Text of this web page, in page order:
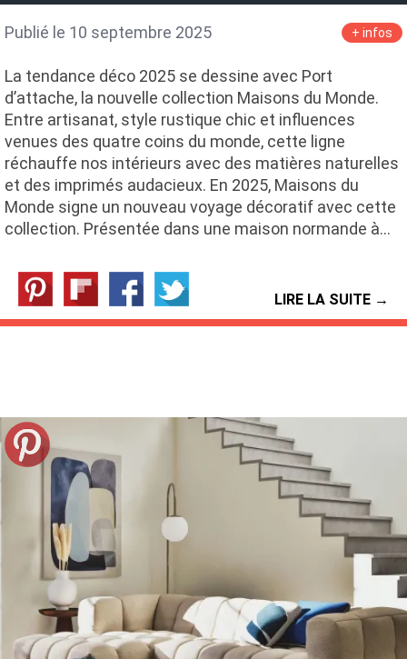
Publié le 10 septembre 2025 + infos
La tendance déco 2025 se dessine avec Port
d’attache, la nouvelle collection Maisons du Monde.
Entre artisanat, style rustique chic et influences
venues des quatre coins du monde, cette ligne
réchauffe nos intérieurs avec des matières naturelles
et des imprimés audacieux. En 2025, Maisons du
Monde signe un nouveau voyage décoratif avec cette
collection. Présentée dans une maison normande à…
LIRE LA SUITE →